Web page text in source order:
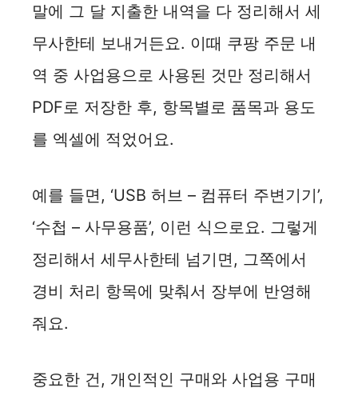
말에 그 달 지출한 내역을 다 정리해서 세
무사한테 보내거든요. 이때 쿠팡 주문 내
역 중 사업용으로 사용된 것만 정리해서
PDF로 저장한 후, 항목별로 품목과 용도
를 엑셀에 적었어요.
예를 들면, ‘USB 허브 – 컴퓨터 주변기기’,
‘수첩 – 사무용품’, 이런 식으로요. 그렇게
정리해서 세무사한테 넘기면, 그쪽에서
경비 처리 항목에 맞춰서 장부에 반영해
줘요.
중요한 건, 개인적인 구매와 사업용 구매